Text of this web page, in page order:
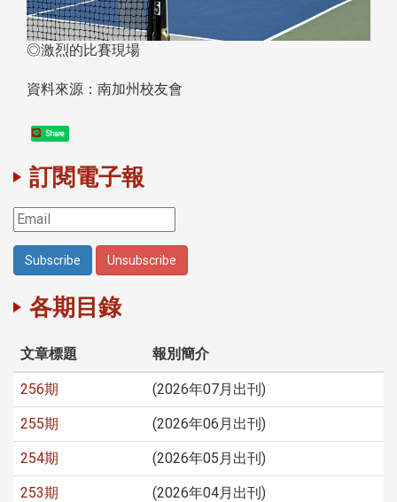
◎激烈的比賽現場
資料來源：南加州校友會
Share
訂閱電子報
各期目錄
文章標題 報別簡介
256期 (2026年07月出刊)
255期 (2026年06月出刊)
254期 (2026年05月出刊)
253期 (2026年04月出刊)